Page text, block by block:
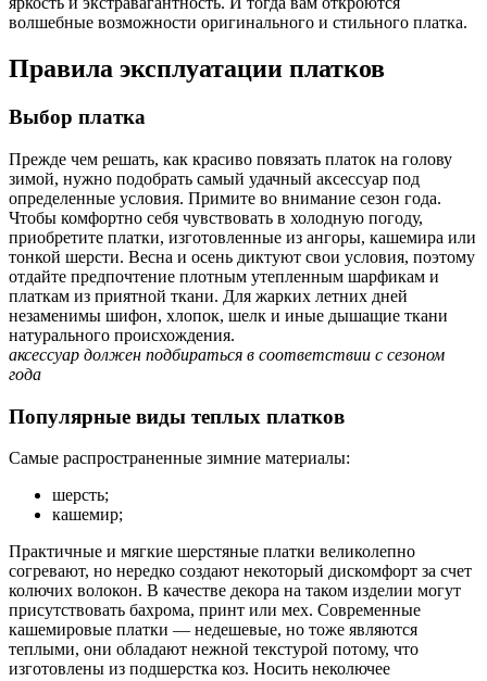
волшебные возможности оригинального и стильного платка.
Правила эксплуатации платков
Выбор платка
Прежде чем решать, как красиво повязать платок на голову
зимой, нужно подобрать самый удачный аксессуар под
определенные условия. Примите во внимание сезон года.
Чтобы комфортно себя чувствовать в холодную погоду,
приобретите платки, изготовленные из ангоры, кашемира или
тонкой шерсти. Весна и осень диктуют свои условия, поэтому
отдайте предпочтение плотным утепленным шарфикам и
платкам из приятной ткани. Для жарких летних дней
незаменимы шифон, хлопок, шелк и иные дышащие ткани
натурального происхождения.
аксессуар должен подбираться в соответствии с сезоном
года
Популярные виды теплых платков
Самые распространенные зимние материалы:
шерсть;
кашемир;
Практичные и мягкие шерстяные платки великолепно
согревают, но нередко создают некоторый дискомфорт за счет
колючих волокон. В качестве декора на таком изделии могут
присутствовать бахрома, принт или мех. Современные
кашемировые платки — недешевые, но тоже являются
теплыми, они обладают нежной текстурой потому, что
изготовлены из подшерстка коз. Носить неколючее